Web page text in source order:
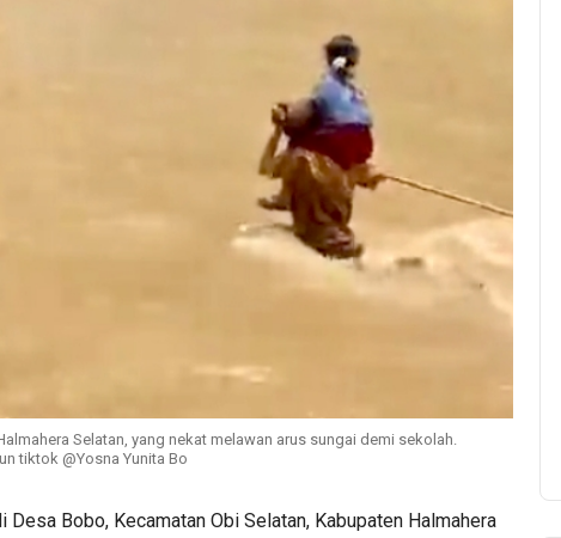
Selatan, yang nekat melawan arus sungai demi sekolah.
tiktok @Yosna Yunita Bo
Bobo, Kecamatan Obi Selatan, Kabupaten Halmahera